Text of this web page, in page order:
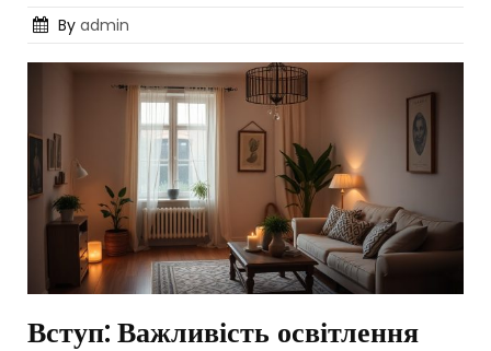
Posted
By admin
Вступ: Важливість освітлення